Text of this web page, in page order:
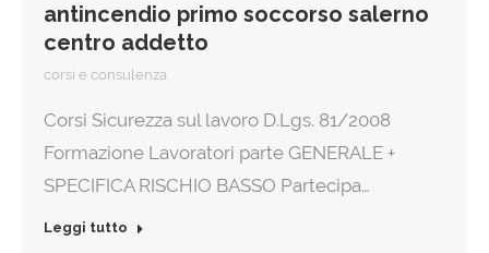
antincendio primo soccorso salerno
centro addetto
corsi e consulenza
Corsi Sicurezza sul lavoro D.Lgs. 81/2008
Formazione Lavoratori parte GENERALE +
SPECIFICA RISCHIO BASSO Partecipa…
Leggi tutto